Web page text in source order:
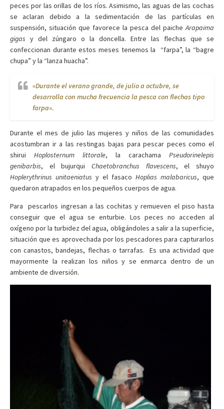
peces por las orillas de los ríos. Asimismo, las aguas de las cochas
se aclaran debido a la sedimentación de las partículas en
suspensión, situación que favorece la pesca del paiche Arapaima
gigas y del zúngaro o la doncella. Entre las flechas que se
confeccionan durante estos meses tenemos la “farpa”, la “bagre
chupa” y la “lanza huacha”.
«Durante el verano grande, de julio a octubre, se
desarrolla con mucha frecuencia la pesca con flechas tipo
farpa».
Durante el mes de julio las mujeres y niños de las comunidades
acostumbran ir a las restingas bajas para pescar peces como el
shirui Hoplosternum littorale, la carachama Pseudorinelepis
genibarbis, el bujurqui Chaetobranchus flavescens, el shuyo
Hoplerythrinus unitaeniatus y el fasaco Hoplias malabaricus, que
quedaron atrapados en los pequeños cuerpos de agua.
Para pescarlos ingresan a las cochitas y remueven el piso hasta
conseguir que el agua se enturbie. Los peces no acceden al
oxígeno por la turbidez del agua, obligándoles a salir a la superficie,
situación que es aprovechada por los pescadores para capturarlos
con canastos, bandejas, flechas o tarrafas. Es una actividad que
mayormente la realizan los niños y se enmarca dentro de un
ambiente de diversión.